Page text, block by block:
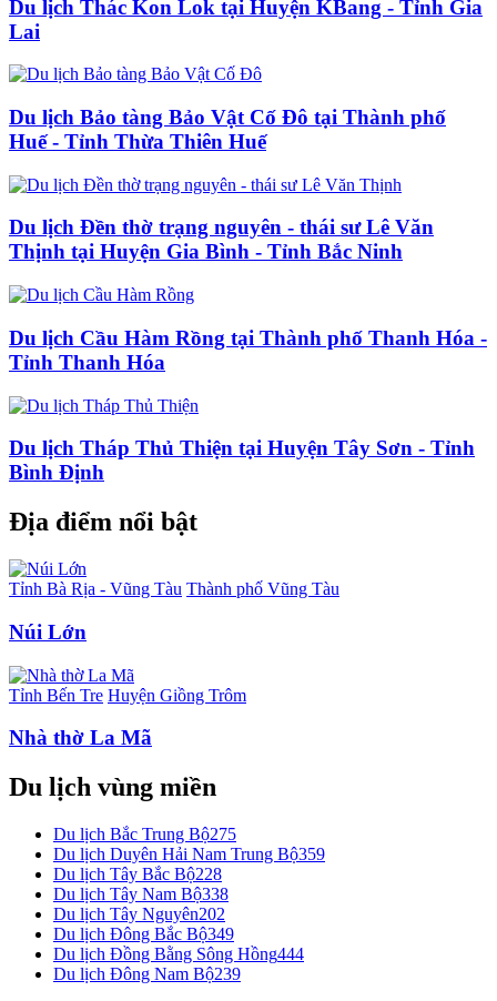
Du lịch Thác Kon Lok tại Huyện KBang - Tỉnh Gia
Lai
Du lịch Bảo tàng Bảo Vật Cố Đô tại Thành phố
Huế - Tỉnh Thừa Thiên Huế
Du lịch Đền thờ trạng nguyên - thái sư Lê Văn
Thịnh tại Huyện Gia Bình - Tỉnh Bắc Ninh
Du lịch Cầu Hàm Rồng tại Thành phố Thanh Hóa -
Tỉnh Thanh Hóa
Du lịch Tháp Thủ Thiện tại Huyện Tây Sơn - Tỉnh
Bình Định
Địa điểm nổi bật
Tỉnh Bà Rịa - Vũng Tàu Thành phố Vũng Tàu
Núi Lớn
Tỉnh Bến Tre Huyện Giồng Trôm
Nhà thờ La Mã
Du lịch vùng miền
Du lịch Bắc Trung Bộ275
Du lịch Duyên Hải Nam Trung Bộ359
Du lịch Tây Bắc Bộ228
Du lịch Tây Nam Bộ338
Du lịch Tây Nguyên202
Du lịch Đông Bắc Bộ349
Du lịch Đồng Bằng Sông Hồng444
Du lịch Đông Nam Bộ239